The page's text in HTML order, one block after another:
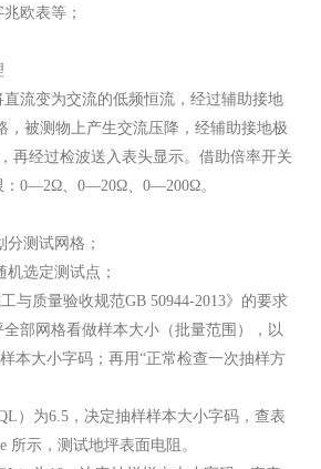
欧表等；
直流变为交流的低频恒流，经过辅助接地
，被测物上产生交流压降，经辅助接地极
再经过检波送入表头显示。借助倍率开关
：0—2Ω、0—20Ω、0—200Ω。
分测试网格；
机选定测试点；
与质量验收规范GB 50944-2013》的要求
部网格看做样本大小（批量范围），以
本大小字码；再用“正常检查一次抽样方
）为6.5，决定抽样样本大小字码，查表
所示，测试地坪表面电阻。